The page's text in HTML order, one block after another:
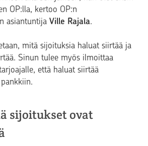
OP:lla, kertoo OP:n
asiantuntija Ville Rajala.
mitä sijoituksia haluat siirtää ja
Sinun tulee myös ilmoittaa
että haluat siirtää
sijoitukset ovat